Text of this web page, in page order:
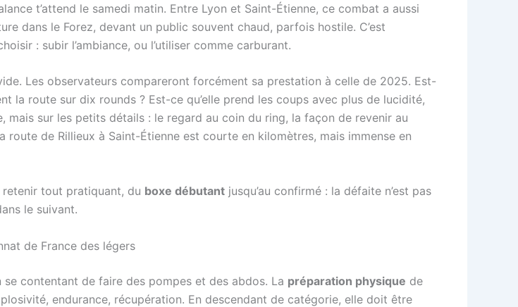
t’attend le samedi matin. Entre Lyon et Saint-Étienne, ce combat a aussi
dans le Forez, devant un public souvent chaud, parfois hostile. C’est
: subir l’ambiance, ou l’utiliser comme carburant.
Les observateurs compareront forcément sa prestation à celle de 2025. Est-
la route sur dix rounds ? Est-ce qu’elle prend les coups avec plus de lucidité,
sur les petits détails : le regard au coin du ring, la façon de revenir au
de Rillieux à Saint-Étienne est courte en kilomètres, mais immense en
tout pratiquant, du boxe débutant jusqu’au confirmé : la défaite n’est pas
le suivant.
de France des légers
se contentant de faire des pompes et des abdos. La préparation physique de
endurance, récupération. En descendant de catégorie, elle doit être